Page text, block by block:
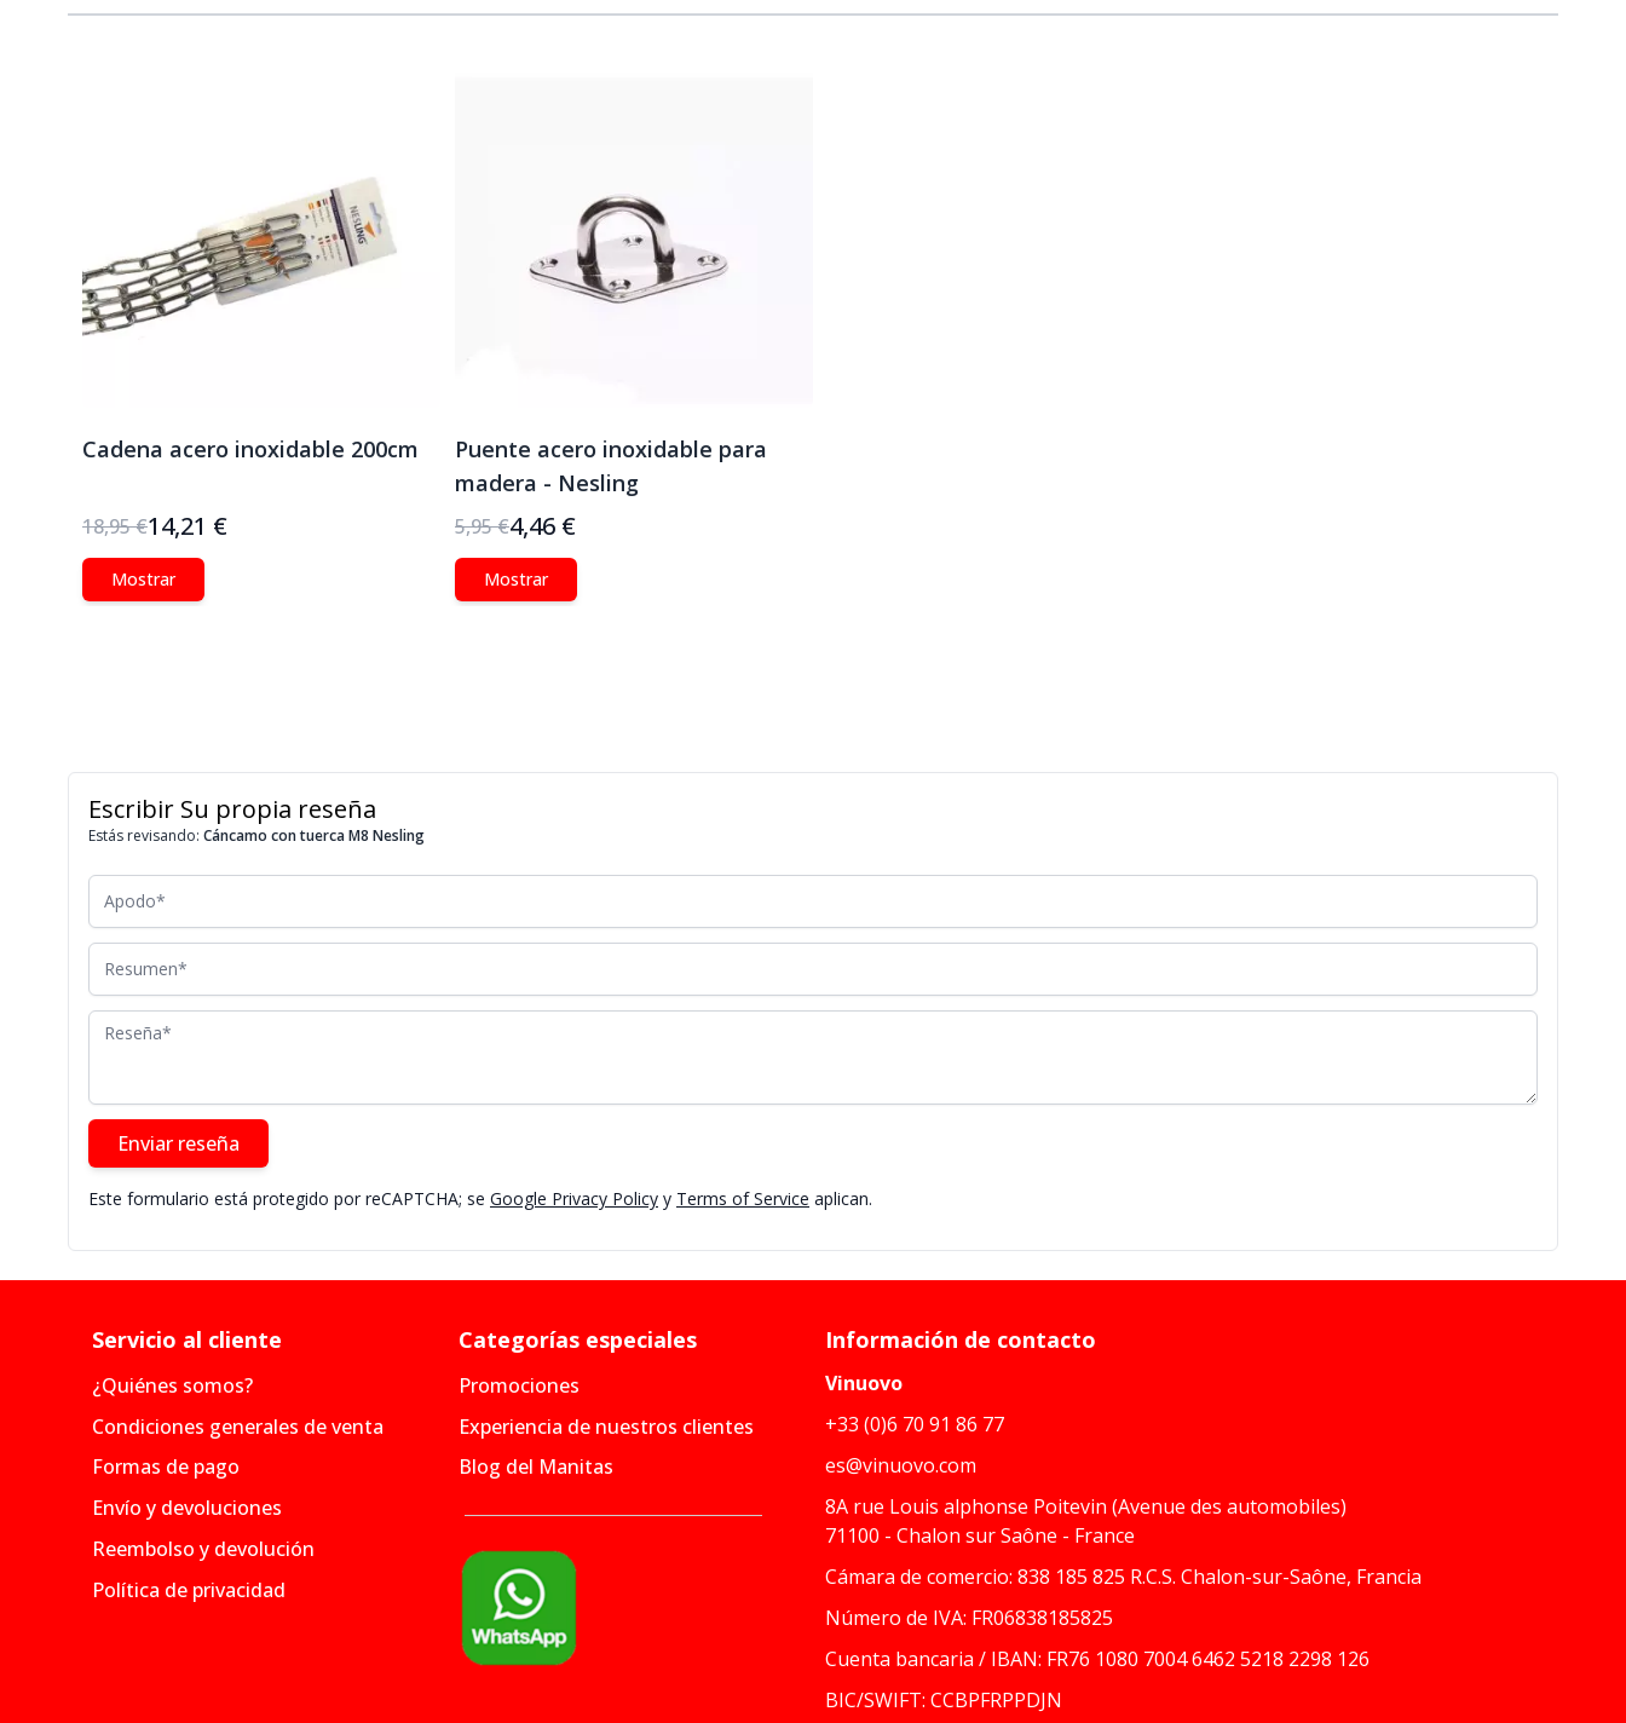
Cadena acero inoxidable 200cm
18,95 €14,21 €
Mostrar
Puente acero inoxidable para
madera - Nesling
5,95 €4,46 €
Mostrar
Escribir Su propia reseña
Estás revisando: Cáncamo con tuerca M8 Nesling
Apodo
Resumen
Reseña
Enviar reseña
Este formulario está protegido por reCAPTCHA; se Google Privacy Policy y Terms of Service aplican.
Servicio al cliente
¿Quiénes somos?
Condiciones generales de venta
Formas de pago
Envío y devoluciones
Reembolso y devolución
Política de privacidad
Categorías especiales
Promociones
Experiencia de nuestros clientes
Blog del Manitas
Información de contacto
Vinuovo
+33 (0)6 70 91 86 77
es@vinuovo.com
8A rue Louis alphonse Poitevin (Avenue des automobiles)
71100 - Chalon sur Saône - France
Cámara de comercio: 838 185 825 R.C.S. Chalon-sur-Saône, Francia
Número de IVA: FR06838185825
Cuenta bancaria / IBAN: FR76 1080 7004 6462 5218 2298 126
BIC/SWIFT: CCBPFRPPDJN